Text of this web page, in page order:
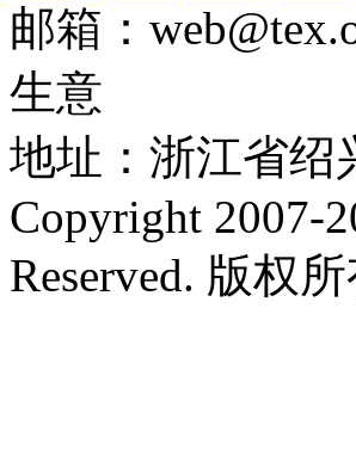
邮箱：
生意
地址：浙江省绍
Copyright 2007-
Reserved. 版权